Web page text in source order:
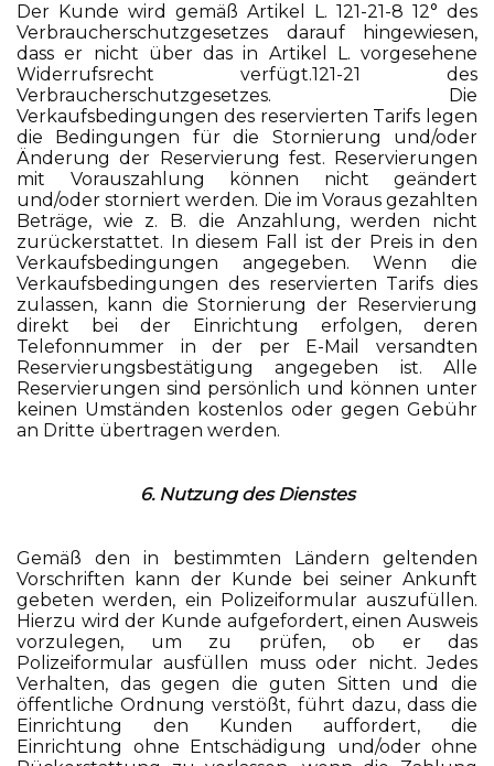
Der Kunde wird gemäß Artikel L. 121-21-8 12° des
Verbraucherschutzgesetzes darauf hingewiesen,
dass er nicht über das in Artikel L. vorgesehene
Widerrufsrecht verfügt.121-21 des
Verbraucherschutzgesetzes. Die
Verkaufsbedingungen des reservierten Tarifs legen
die Bedingungen für die Stornierung und/oder
Änderung der Reservierung fest. Reservierungen
mit Vorauszahlung können nicht geändert
und/oder storniert werden. Die im Voraus gezahlten
Beträge, wie z. B. die Anzahlung, werden nicht
zurückerstattet. In diesem Fall ist der Preis in den
Verkaufsbedingungen angegeben. Wenn die
Verkaufsbedingungen des reservierten Tarifs dies
zulassen, kann die Stornierung der Reservierung
direkt bei der Einrichtung erfolgen, deren
Telefonnummer in der per E-Mail versandten
Reservierungsbestätigung angegeben ist. Alle
Reservierungen sind persönlich und können unter
keinen Umständen kostenlos oder gegen Gebühr
an Dritte übertragen werden.
6. Nutzung des Dienstes
Gemäß den in bestimmten Ländern geltenden
Vorschriften kann der Kunde bei seiner Ankunft
gebeten werden, ein Polizeiformular auszufüllen.
Hierzu wird der Kunde aufgefordert, einen Ausweis
vorzulegen, um zu prüfen, ob er das
Polizeiformular ausfüllen muss oder nicht. Jedes
Verhalten, das gegen die guten Sitten und die
öffentliche Ordnung verstößt, führt dazu, dass die
Einrichtung den Kunden auffordert, die
Einrichtung ohne Entschädigung und/oder ohne